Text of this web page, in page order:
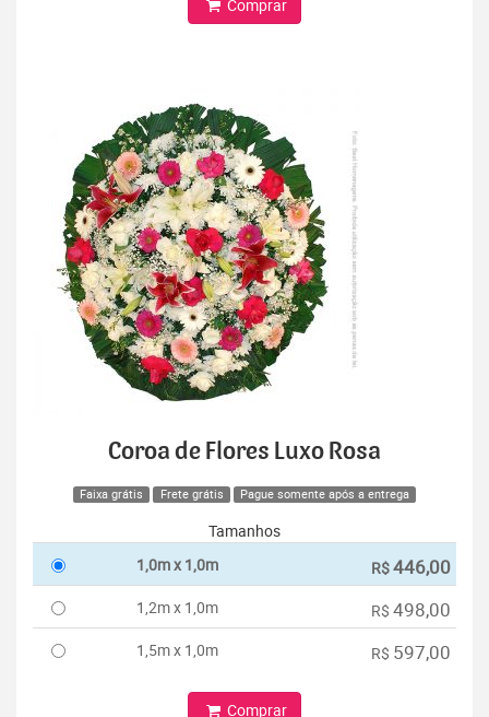
Comprar
Coroa de Flores Luxo Rosa
Faixa grátis Frete grátis Pague somente após a entrega
Tamanhos
1,0m x 1,0m
R$446,00
1,2m x 1,0m R$ 498,00
1,5m x 1,0m R$ 597,00
Comprar